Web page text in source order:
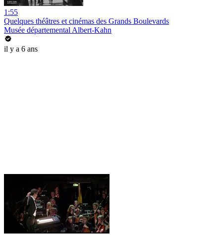
1:55
Quelques théâtres et cinémas des Grands Boulevards
Musée départemental Albert-Kahn
il y a 6 ans